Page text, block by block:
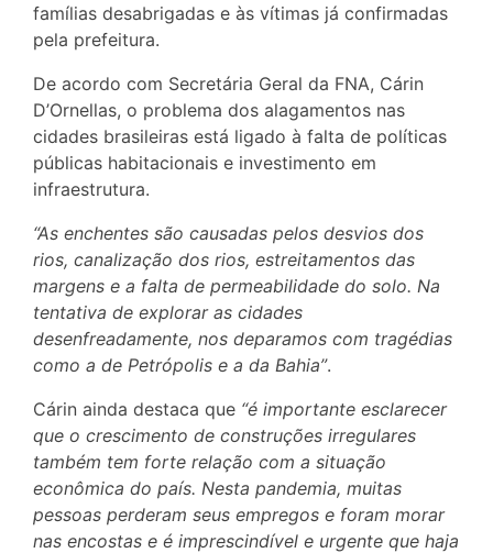
famílias desabrigadas e às vítimas já confirmadas
pela prefeitura.
De acordo com Secretária Geral da FNA, Cárin
D’Ornellas, o problema dos alagamentos nas
cidades brasileiras está ligado à falta de políticas
públicas habitacionais e investimento em
infraestrutura.
“As enchentes são causadas pelos desvios dos
rios, canalização dos rios, estreitamentos das
margens e a falta de permeabilidade do solo. Na
tentativa de explorar as cidades
desenfreadamente, nos deparamos com tragédias
como a de Petrópolis e a da Bahia”.
Cárin ainda destaca que “é importante esclarecer
que o crescimento de construções irregulares
também tem forte relação com a situação
econômica do país. Nesta pandemia, muitas
pessoas perderam seus empregos e foram morar
nas encostas e é imprescindível e urgente que haja